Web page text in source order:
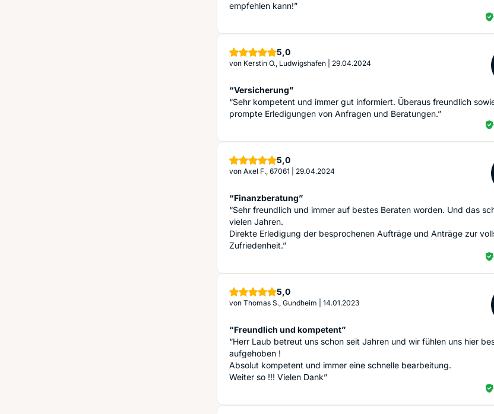
empfehlen kann!”
5,0Sterne
von Kerstin O., Ludwigshafen 29.04.2024
“Versicherung”
“Sehr kompetent und immer gut informiert. Überaus freundlich
prompte Erledigungen von Anfragen und Beratungen.”
5,0Sterne
von Axel F., 67061 29.04.2024
“Finanzberatung”
“Sehr freundlich und immer auf bestes Beraten worden. Und das
vielen Jahren.
Direkte Erledigung der besprochenen Aufträge und Anträge zur
Zufriedenheit.”
5,0Sterne
von Thomas S., Gundheim 14.01.2023
“Freundlich und kompetent”
“Herr Laub betreut uns schon seit Jahren und wir fühlen uns hier
aufgehoben !
Absolut kompetent und immer eine schnelle bearbeitung.
Weiter so !!! Vielen Dank”